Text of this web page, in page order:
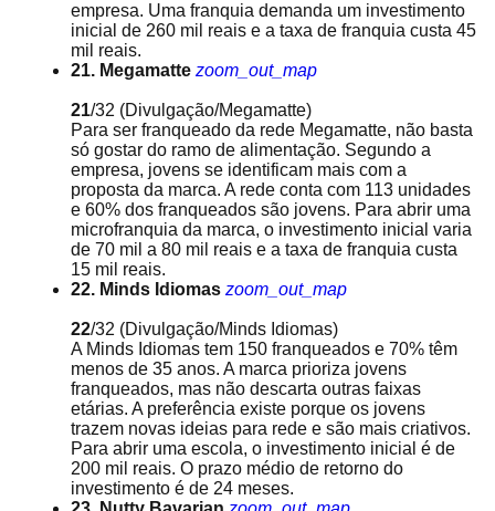
empresa. Uma franquia demanda um investimento
inicial de 260 mil reais e a taxa de franquia custa 45
mil reais.
21. Megamatte zoom_out_map
21/32 (Divulgação/Megamatte)
Para ser franqueado da rede Megamatte, não basta
só gostar do ramo de alimentação. Segundo a
empresa, jovens se identificam mais com a
proposta da marca. A rede conta com 113 unidades
e 60% dos franqueados são jovens. Para abrir uma
microfranquia da marca, o investimento inicial varia
de 70 mil a 80 mil reais e a taxa de franquia custa
15 mil reais.
22. Minds Idiomas zoom_out_map
22/32 (Divulgação/Minds Idiomas)
A Minds Idiomas tem 150 franqueados e 70% têm
menos de 35 anos. A marca prioriza jovens
franqueados, mas não descarta outras faixas
etárias. A preferência existe porque os jovens
trazem novas ideias para rede e são mais criativos.
Para abrir uma escola, o investimento inicial é de
200 mil reais. O prazo médio de retorno do
investimento é de 24 meses.